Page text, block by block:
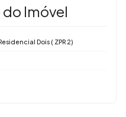
Imóvel
Dois ( ZPR 2)